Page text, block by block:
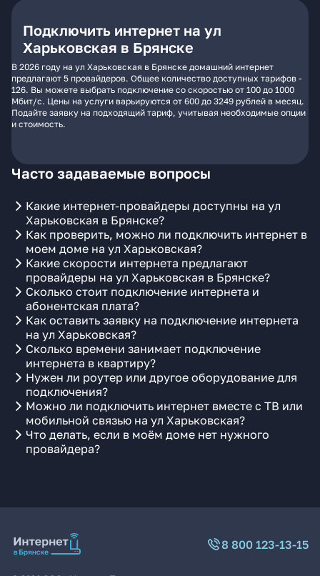
Подключить интернет на ул
Харьковская в Брянске
В 2026 году на ул Харьковская в Брянске домашний интернет
предлагают 5 провайдеров. Общее количество доступных тарифов -
126. Вы можете выбрать подключение со скоростью от 100 до 1000
Мбит/с. Цены на услуги варьируются от 600 до 3249 рублей в месяц.
Подайте заявку на подходящий тариф, учитывая необходимые опции
и стоимость.
Часто задаваемые вопросы
Какие интернет-провайдеры доступны на ул
Харьковская в Брянске?
Как проверить, можно ли подключить интернет в
моем доме на ул Харьковская?
Какие скорости интернета предлагают
провайдеры на ул Харьковская в Брянске?
Сколько стоит подключение интернета и
абонентская плата?
Как оставить заявку на подключение интернета
на ул Харьковская?
Сколько времени занимает подключение
интернета в квартиру?
Нужен ли роутер или другое оборудование для
подключения?
Можно ли подключить интернет вместе с ТВ или
мобильной связью на ул Харьковская?
Что делать, если в моём доме нет нужного
провайдера?
8 800 123-13-15